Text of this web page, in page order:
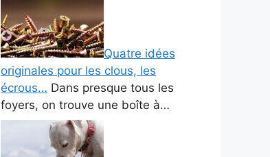
Quatre idées
originales pour les clous, les
écrous… Dans presque tous les
foyers, on trouve une boîte à…